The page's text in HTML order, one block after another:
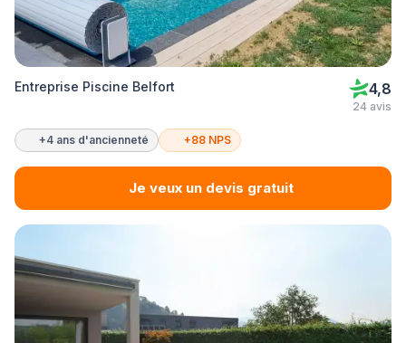
Entreprise Piscine Belfort 4,8
24 avis
+4 ans d'ancienneté +88 NPS
Je veux un devis gratuit